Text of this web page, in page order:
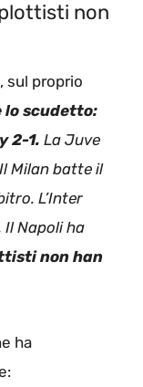
non
sul proprio
lo scudetto:
2-1. La Juve
Milan batte il
L’Inter
Il Napoli ha
non han
ha